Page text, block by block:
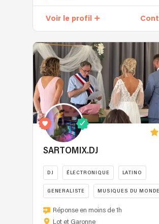
chanteur
plus
de
10
ans
principalement
Pop,
rock,
...
français
et
J'ai
l'habitude
d'accompagner
évènements
Voir le profil
SARTOMIX.DJ
DJ ÉLECTRONIQUE LATINO
GENERALISTE MUSIQUES DU MONDE
ECOUTE
et
Réponse en moins de 1h
Lot et Garonne